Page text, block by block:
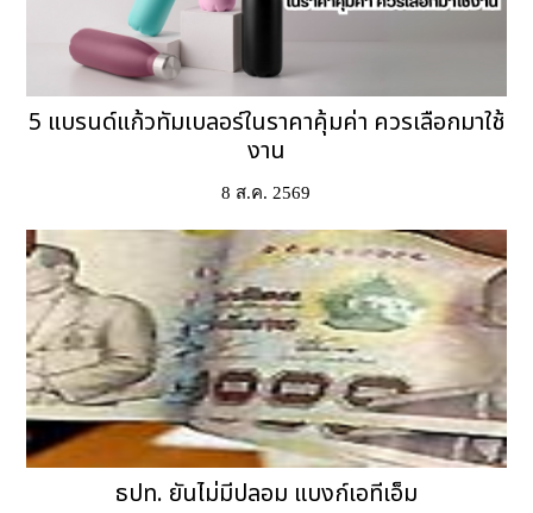
5 แบรนด์แก้วทัมเบลอร์ในราคาคุ้มค่า ควรเลือกมาใช้
งาน
8 ส.ค. 2569
ธปท. ยันไม่มีปลอม แบงก์เอทีเอ็ม